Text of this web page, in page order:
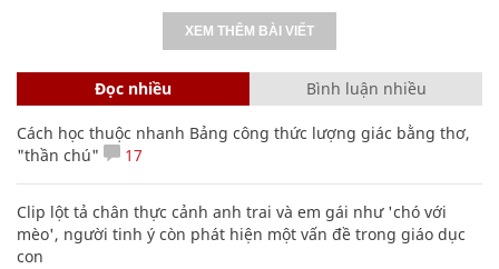
XEM THÊM BÀI VIẾT
Đọc nhiều Bình luận nhiều
Cách học thuộc nhanh Bảng công thức lượng giác bằng thơ,
"thần chú"
17
Clip lột tả chân thực cảnh anh trai và em gái như 'chó với
mèo', người tinh ý còn phát hiện một vấn đề trong giáo dục
con